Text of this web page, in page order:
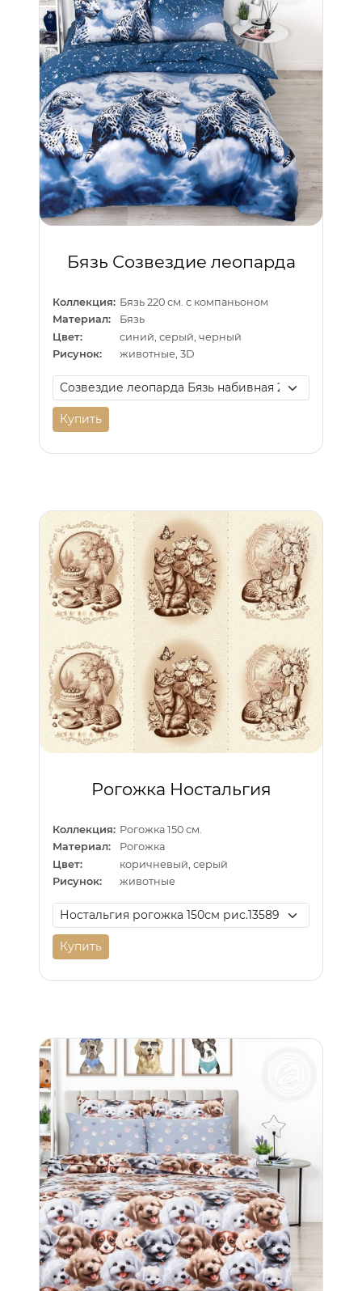
Бязь Созвездие леопарда
Коллекция: Бязь 220 см. с компаньоном
Материал:
Бязь
Цвет:
синий, серый, черный
Рисунок:
животные, 3D
Купить
Рогожка Ностальгия
Коллекция: Рогожка 150 см.
Материал:
Рогожка
Цвет:
коричневый, серый
Рисунок:
животные
Купить